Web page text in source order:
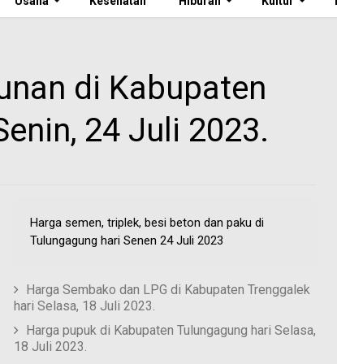
di Kabupaten
24 Juli 2023.
Harga semen, triplek, besi beton dan paku di
Tulungagung hari Senen 24 Juli 2023
Harga Sembako dan LPG di Kabupaten Trenggalek
hari Selasa, 18 Juli 2023.
Harga pupuk di Kabupaten Tulungagung hari Selasa,
18 Juli 2023.